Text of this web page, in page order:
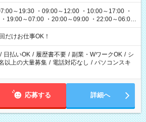
～19:30 ・09:00～12:00 ・10:00～17:00 ・
19:00～07:00 ・20:00～09:00 ・22:00～06:00
トはだけお仕事OK！
/ 日払いOK / 履歴書不要 / 副業・WワークOK / シ
以上の大量募集 / 電話対応なし / パソコンスキ
応募する 詳細へ